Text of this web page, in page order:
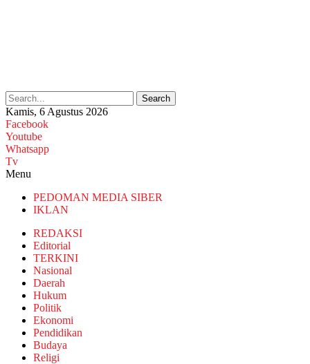
Search
Kamis, 6 Agustus 2026
Facebook
Youtube
Whatsapp
Tv
Menu
PEDOMAN MEDIA SIBER
IKLAN
REDAKSI
Editorial
TERKINI
Nasional
Daerah
Hukum
Politik
Ekonomi
Pendidikan
Budaya
Religi